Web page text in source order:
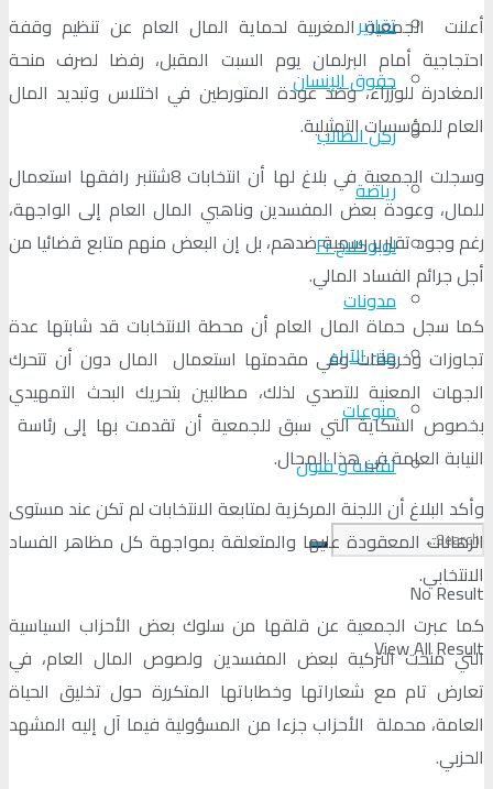
تقارير
حقوق الإنسان
ركن الطالب
رياضة
لوبوكلاج Fr
مدونات
منبر الآراء
منوعات
ثقافة و فنون
No Result
View All Result
أعلنت الجمعية المغربية لحماية المال العام عن تنظيم وقفة
احتجاجية أمام البرلمان يوم السبت المقبل، رفضا لصرف منحة
المغادرة للوزراء، وضد عودة المتورطين في اختلاس وتبديد المال
العام للمؤسسات التمثيلية.
وسجلت الجمعية في بلاغ لها أن انتخابات 8شتنبر رافقها استعمال
للمال، وعودة بعض المفسدين وناهبي المال العام إلى الواجهة،
رغم وجود تقارير رسمية ضدهم، بل إن البعض منهم متابع قضائيا من
أجل جرائم الفساد المالي.
كما سجل حماة المال العام أن محطة الانتخابات قد شابتها عدة
تجاوزات وخروقات وفي مقدمتها استعمال المال دون أن تتحرك
الجهات المعنية للتصدي لذلك، مطالبين بتحريك البحث التمهيدي
بخصوص الشكاية التي سبق للجمعية أن تقدمت بها إلى رئاسة
النيابة العامة في هذا المجال.
وأكد البلاغ أن اللجنة المركزية لمتابعة الانتخابات لم تكن عند مستوى
الرهانات المعقودة عليها والمتعلقة بمواجهة كل مظاهر الفساد
الانتخابي.
كما عبرت الجمعية عن قلقها من سلوك بعض الأحزاب السياسية
التي منحت التزكية لبعض المفسدين ولصوص المال العام، في
تعارض تام مع شعاراتها وخطاباتها المتكررة حول تخليق الحياة
العامة، محملة الأحزاب جزءا من المسؤولية فيما آل إليه المشهد
الحزبي.